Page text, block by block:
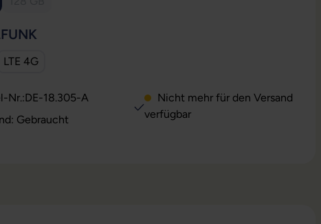
Option ist zurzeit nicht verfügbar.)
Option ist zurzeit nicht verfügbar.)
LTE 4G
Nr.:DE-18.305-A
Gebraucht
verfügbar